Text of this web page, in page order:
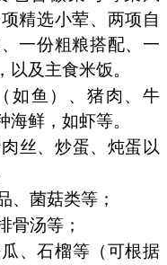
精选小荤、两项自
一份粗粮搭配、一
及主食米饭。
如鱼）、猪肉、牛
鲜，如虾等。
丝、炒蛋、炖蛋以
、菌菇类等；
骨汤等；
、石榴等（可根据